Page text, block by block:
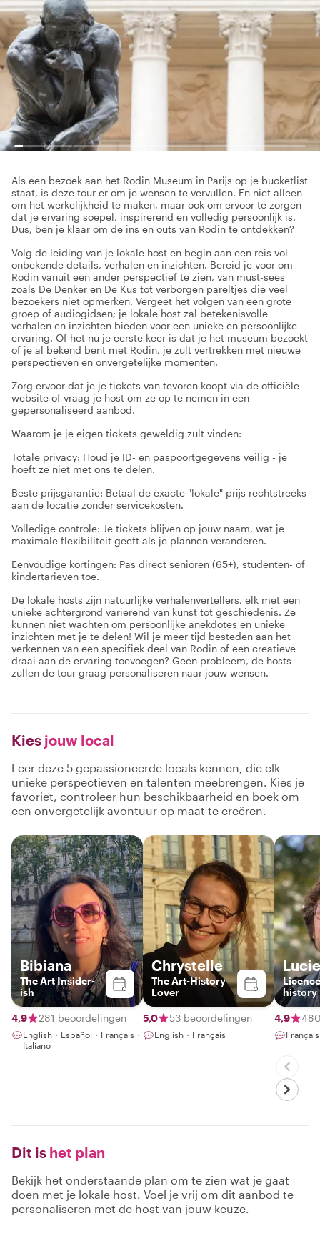
Als een bezoek aan het Rodin Museum in Parijs op je bucketlist
staat, is deze tour er om je wensen te vervullen. En niet alleen
om het werkelijkheid te maken, maar ook om ervoor te zorgen
dat je ervaring soepel, inspirerend en volledig persoonlijk is.
Dus, ben je klaar om de ins en outs van Rodin te ontdekken?
Volg de leiding van je lokale host en begin aan een reis vol
onbekende details, verhalen en inzichten. Bereid je voor om
Rodin vanuit een ander perspectief te zien, van must-sees
zoals De Denker en De Kus tot verborgen pareltjes die veel
bezoekers niet opmerken. Vergeet het volgen van een grote
groep of audiogidsen; je lokale host zal betekenisvolle
verhalen en inzichten bieden voor een unieke en persoonlijke
ervaring. Of het nu je eerste keer is dat je het museum bezoekt
of je al bekend bent met Rodin, je zult vertrekken met nieuwe
perspectieven en onvergetelijke momenten.
Zorg ervoor dat je je tickets van tevoren koopt via de officiële
website of vraag je host om ze op te nemen in een
gepersonaliseerd aanbod.
Waarom je je eigen tickets geweldig zult vinden:
Totale privacy: Houd je ID- en paspoortgegevens veilig - je
hoeft ze niet met ons te delen.
Beste prijsgarantie: Betaal de exacte "lokale" prijs rechtstreeks
aan de locatie zonder servicekosten.
Volledige controle: Je tickets blijven op jouw naam, wat je
maximale flexibiliteit geeft als je plannen veranderen.
Eenvoudige kortingen: Pas direct senioren (65+), studenten- of
kindertarieven toe.
De lokale hosts zijn natuurlijke verhalenvertellers, elk met een
unieke achtergrond variërend van kunst tot geschiedenis. Ze
kunnen niet wachten om persoonlijke anekdotes en unieke
inzichten met je te delen! Wil je meer tijd besteden aan het
verkennen van een specifiek deel van Rodin of een creatieve
draai aan de ervaring toevoegen? Geen probleem, de hosts
zullen de tour graag personaliseren naar jouw wensen.
Kies jouw local
Leer deze 5 gepassioneerde locals kennen, die elk
unieke perspectieven en talenten meebrengen. Kies je
favoriet, controleer hun beschikbaarheid en boek om
een onvergetelijk avontuur op maat te creëren.
Bibiana
The Art Insider-
ish
4,9 281 beoordelingen
English・Español・Français・
Italiano
Chrystelle
The Art-History
Lover
5,0 53 beoordelingen
English・Français
history
4,9
Dit is het plan
Bekijk het onderstaande plan om te zien wat je gaat
doen met je lokale host. Voel je vrij om dit aanbod te
personaliseren met de host van jouw keuze.